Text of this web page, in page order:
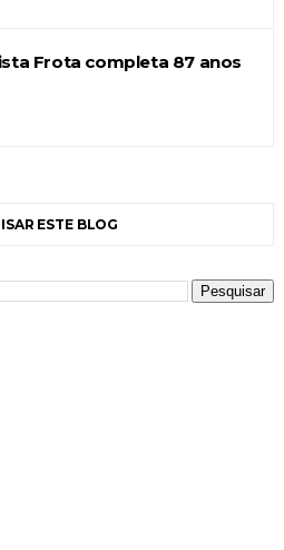
Frota completa 87 anos
ESTE BLOG